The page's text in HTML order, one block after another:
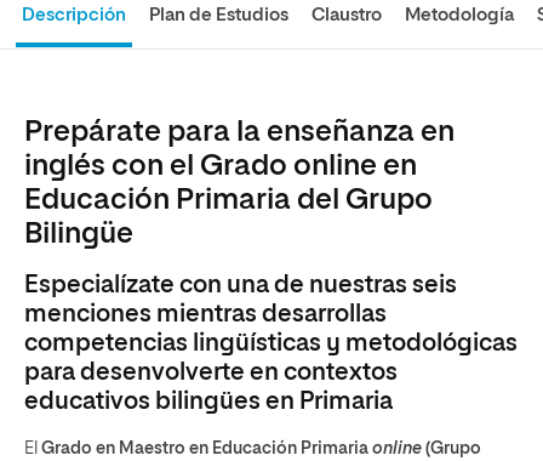
Descripción Plan de Estudios Claustro Metodología
Prepárate para la enseñanza en
inglés con el Grado online en
Educación Primaria del Grupo
Bilingüe
Especialízate con una de nuestras seis
menciones mientras desarrollas
competencias lingüísticas y metodológicas
para desenvolverte en contextos
educativos bilingües en Primaria
El Grado en Maestro en Educación Primaria online (Grupo